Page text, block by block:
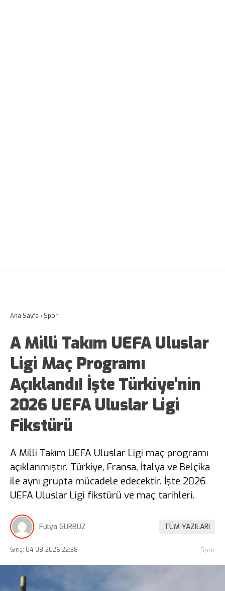
Ana Sayfa › Spor
A Milli Takım UEFA Uluslar
Ligi Maç Programı
Açıklandı! İşte Türkiye’nin
2026 UEFA Uluslar Ligi
Fikstürü
A Milli Takım UEFA Uluslar Ligi maç programı
açıklanmıştır. Türkiye, Fransa, İtalya ve Belçika
ile aynı grupta mücadele edecektir. İşte 2026
UEFA Uluslar Ligi fikstürü ve maç tarihleri.
Fulya GÜRBÜZ TÜM YAZILARI
Giriş: 04-08-2026 22:38 Spor